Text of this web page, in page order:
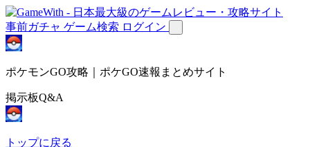
事前ガチャ ゲーム検索 ログイン
ポケモンGO攻略｜ポケGO速報まとめサイト
掲示板Q&A
トップに戻る